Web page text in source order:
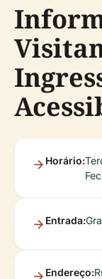
Horário:
Entrada:
Endereço: